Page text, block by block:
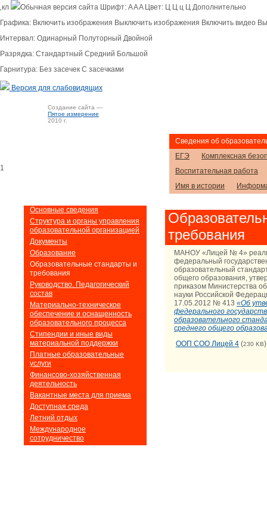
‚кл Обычная версия сайта Шрифт: AAA Цвет: Ц Ц ц Ц Дополнительно
Графика: Включить изображения Выключить изображения Включить видео
Интервал: Одинарный Полуторный Двойной
Разрядка: Стандартный Средний Большой
Гарнитура: Без засечек С засечками
Версия для слабовидящих
Сведения об
ЕГЭ
Комплексная
Воспитательная работа
Имя в истории
Основные сведения
Структура и органы управления
образовательной организацией
Документы
Образование
Образовательные стандарты и
требования
Руководство. Педагогический
состав
Материально-техническое
обеспечение и оснащенность
образовательного процесса
Стипендии и иные виды
материальной поддержки
Платные образовательные
услуги
Финансово-хозяйственная
деятельность
Вакантные места для приема
Доступная среда
Летний отдых
Международное
сотрудничество
требования
МАНОУ «Лицей № 4»
федеральный
образовательный
общего образования,
приказом Министерства
науки Российской
17.05.2012 № 413 «Об
федерального
образовательного
среднего общего
ООП СОО Лицей 4 (230 KB)
Cоздание сайта —
Пятое измерение
2010 г.
1